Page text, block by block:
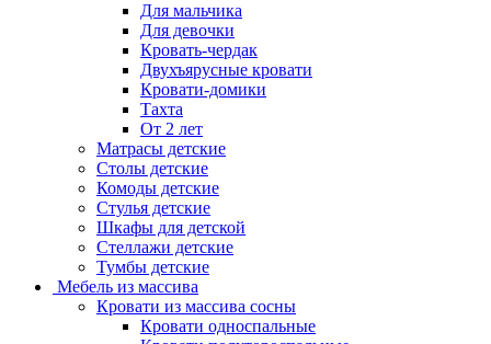
Для мальчика
Для девочки
Кровать-чердак
Двухъярусные кровати
Кровати-домики
Тахта
От 2 лет
Матрасы детские
Столы детские
Комоды детские
Стулья детские
Шкафы для детской
Стеллажи детские
Тумбы детские
Мебель из массива
Кровати из массива сосны
Кровати односпальные